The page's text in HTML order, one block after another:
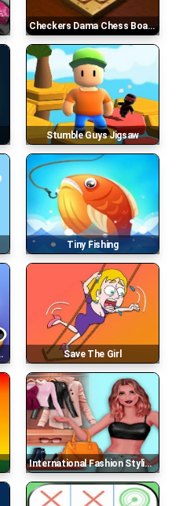
Checkers Dama Chess Board
Stumble Guys Jigsaw
Tiny Fishing
Save The Girl
International Fashion Stylist - Dress Up Studio Dr